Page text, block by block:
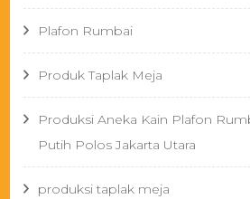
Plafon Rumbai
Produk Taplak Meja
Produksi Aneka Kain Plafon
Putih Polos Jakarta Utara
produksi taplak meja